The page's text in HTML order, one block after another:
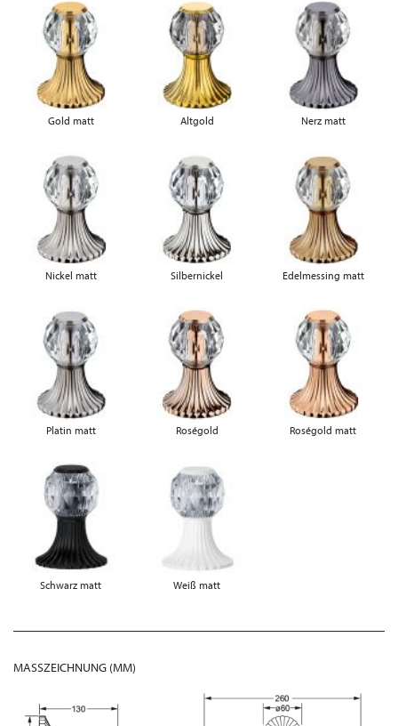
Gold matt Altgold Nerz matt
Nickel matt Silbernickel Edelmessing matt
Platin matt Roségold Roségold matt
Schwarz matt Weiß matt
MASSZEICHNUNG (MM)